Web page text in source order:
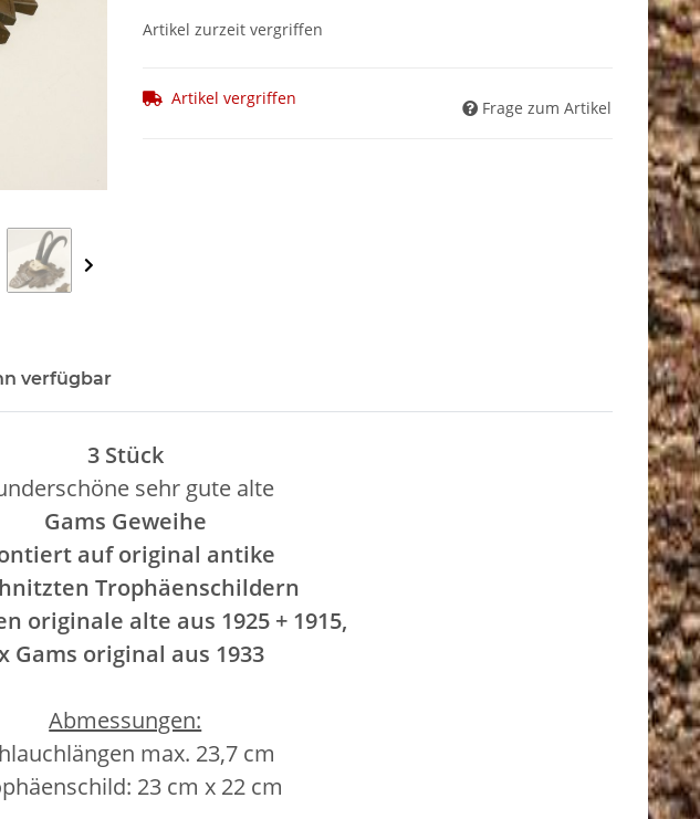
Artikel zurzeit vergriffen
Artikel vergriffen Frage zum Artikel
verfügbar
3 Stück
sehr gute alte
Gams Geweihe
auf original antike
Trophäenschildern
originale alte aus 1925 + 1915,
Gams original aus 1933
Abmessungen:
max. 23,7 cm
23 cm x 22 cm